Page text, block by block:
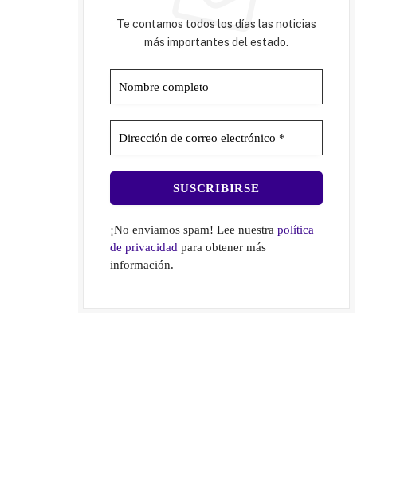
Te contamos todos los días las noticias
más importantes del estado.
¡No enviamos spam! Lee nuestrapolítica
de privacidad para obtener más
información.